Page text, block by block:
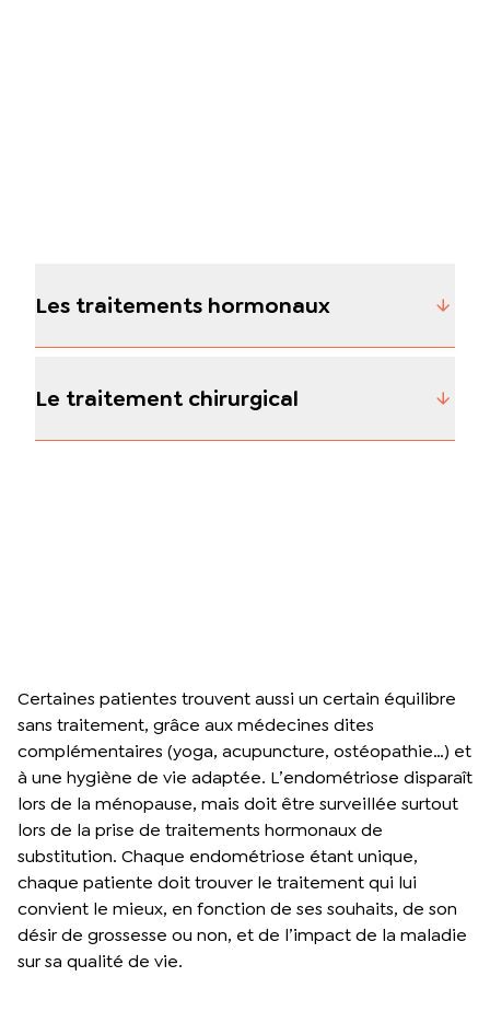
Les traitements hormonaux
Le traitement chirurgical
Certaines patientes trouvent aussi un certain équilibre
sans traitement, grâce aux médecines dites
complémentaires (yoga, acupuncture, ostéopathie…) et
à une hygiène de vie adaptée. L’endométriose disparaît
lors de la ménopause, mais doit être surveillée surtout
lors de la prise de traitements hormonaux de
substitution. Chaque endométriose étant unique,
chaque patiente doit trouver le traitement qui lui
convient le mieux, en fonction de ses souhaits, de son
désir de grossesse ou non, et de l’impact de la maladie
sur sa qualité de vie.